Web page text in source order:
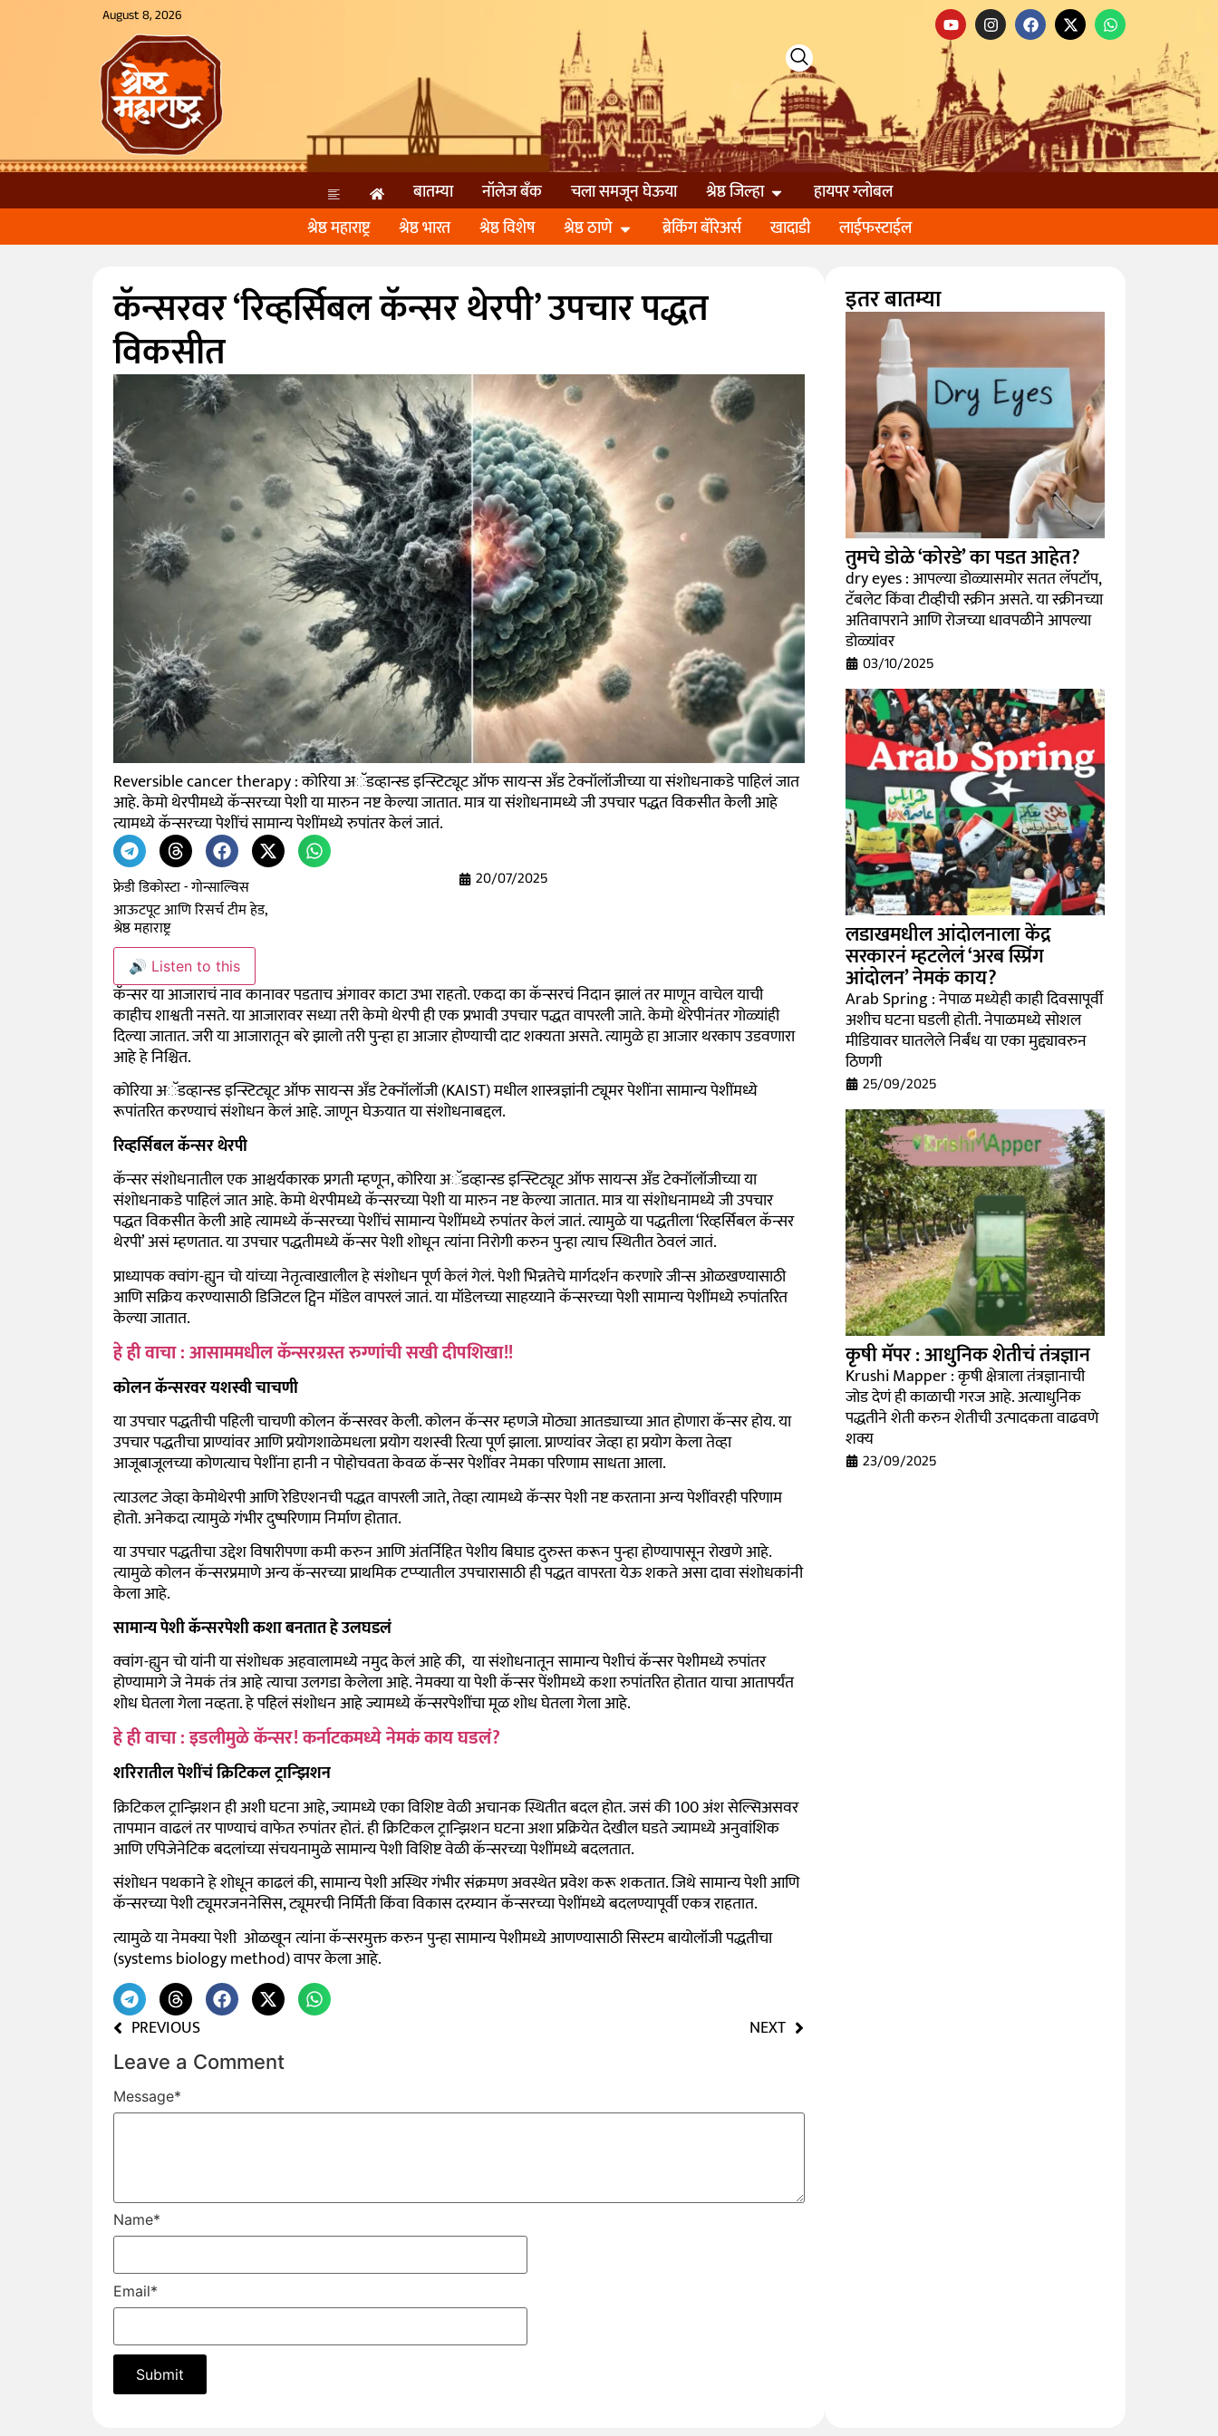
August 8, 2026
बातम्या नॉलेज बॅंक चला समजून घेऊया श्रेष्ठ जिल्हा
हायपर ग्लोबल
श्रेष्ठ महाराष्ट्र
श्रेष्ठ भारत श्रेष्ठ विशेष श्रेष्ठ ठाणे ब्रेकिंग बॅरिअर्स खादाडी लाईफस्टाईल
कॅन्सरवर ‘रिव्हर्सिबल कॅन्सर थेरपी’ उपचार पद्धत
विकसीत
Reversible cancer therapy : कोरिया अॅडव्हान्स्ड इन्स्टिट्यूट ऑफ सायन्स अँड टेक्नॉलॉजीच्या या संशोधनाकडे पाहिलं जात
आहे. केमो थेरपीमध्ये कॅन्सरच्या पेशी या मारुन नष्ट केल्या जातात. मात्र या संशोधनामध्ये जी उपचार पद्धत विकसीत केली आहे
त्यामध्ये कॅन्सरच्या पेशींचं सामान्य पेशींमध्ये रुपांतर केलं जातं.
फ्रेडी डिकोस्टा - गोन्साल्विस
आऊटपूट आणि रिसर्च टीम हेड,
श्रेष्ठ महाराष्ट्र
20/07/2025
🔊 Listen to this
कॅन्सर या आजाराचं नाव कानावर पडताच अंगावर काटा उभा राहतो. एकदा का कॅन्सरचं निदान झालं तर माणून वाचेल याची
काहीच शाश्वती नसते. या आजारावर सध्या तरी केमो थेरपी ही एक प्रभावी उपचार पद्धत वापरली जाते. केमो थेरेपीनंतर गोळ्यांही
दिल्या जातात. जरी या आजारातून बरे झालो तरी पुन्हा हा आजार होण्याची दाट शक्यता असते. त्यामुळे हा आजार थरकाप उडवणारा
आहे हे निश्चित.
कोरिया अॅडव्हान्स्ड इन्स्टिट्यूट ऑफ सायन्स अँड टेक्नॉलॉजी (KAIST) मधील शास्त्रज्ञांनी ट्यूमर पेशींना सामान्य पेशींमध्ये
रूपांतरित करण्याचं संशोधन केलं आहे. जाणून घेऊयात या संशोधनाबद्दल.
रिव्हर्सिबल कॅन्सर थेरपी
कॅन्सर संशोधनातील एक आश्चर्यकारक प्रगती म्हणून, कोरिया अॅडव्हान्स्ड इन्स्टिट्यूट ऑफ सायन्स अँड टेक्नॉलॉजीच्या या
संशोधनाकडे पाहिलं जात आहे. केमो थेरपीमध्ये कॅन्सरच्या पेशी या मारुन नष्ट केल्या जातात. मात्र या संशोधनामध्ये जी उपचार
पद्धत विकसीत केली आहे त्यामध्ये कॅन्सरच्या पेशींचं सामान्य पेशींमध्ये रुपांतर केलं जातं. त्यामुळे या पद्धतीला ‘रिव्हर्सिबल कॅन्सर
थेरपी’ असं म्हणतात. या उपचार पद्धतीमध्ये कॅन्सर पेशी शोधून त्यांना निरोगी करुन पुन्हा त्याच स्थितीत ठेवलं जातं.
प्राध्यापक क्वांग-ह्युन चो यांच्या नेतृत्वाखालील हे संशोधन पूर्ण केलं गेलं. पेशी भिन्नतेचे मार्गदर्शन करणारे जीन्स ओळखण्यासाठी
आणि सक्रिय करण्यासाठी डिजिटल ट्विन मॉडेल वापरलं जातं. या मॉडेलच्या साहय्याने कॅन्सरच्या पेशी सामान्य पेशींमध्ये रुपांतरित
केल्या जातात.
हे ही वाचा : आसाममधील कॅन्सरग्रस्त रुग्णांची सखी दीपशिखा!!
कोलन कॅन्सरवर यशस्वी चाचणी
या उपचार पद्धतीची पहिली चाचणी कोलन कॅन्सरवर केली. कोलन कॅन्सर म्हणजे मोठ्या आतड्याच्या आत होणारा कॅन्सर होय. या
उपचार पद्धतीचा प्राण्यांवर आणि प्रयोगशाळेमधला प्रयोग यशस्वी रित्या पूर्ण झाला. प्राण्यांवर जेव्हा हा प्रयोग केला तेव्हा
आजूबाजूलच्या कोणत्याच पेशींना हानी न पोहोचवता केवळ कॅन्सर पेशींवर नेमका परिणाम साधता आला.
त्याउलट जेव्हा केमोथेरपी आणि रेडिएशनची पद्धत वापरली जाते, तेव्हा त्यामध्ये कॅन्सर पेशी नष्ट करताना अन्य पेशींवरही परिणाम
होतो. अनेकदा त्यामुळे गंभीर दुष्परिणाम निर्माण होतात.
या उपचार पद्धतीचा उद्देश विषारीपणा कमी करुन आणि अंतर्निहित पेशीय बिघाड दुरुस्त करून पुन्हा होण्यापासून रोखणे आहे.
त्यामुळे कोलन कॅन्सरप्रमाणे अन्य कॅन्सरच्या प्राथमिक टप्प्यातील उपचारासाठी ही पद्धत वापरता येऊ शकते असा दावा संशोधकांनी
केला आहे.
सामान्य पेशी कॅन्सरपेशी कशा बनतात हे उलघडलं
क्वांग-ह्युन चो यांनी या संशोधक अहवालामध्ये नमुद केलं आहे की, या संशोधनातून सामान्य पेशीचं कॅन्सर पेशीमध्ये रुपांतर
होण्यामागे जे नेमकं तंत्र आहे त्याचा उलगडा केलेला आहे. नेमक्या या पेशी कॅन्सर पेंशीमध्ये कशा रुपांतरित होतात याचा आतापर्यंत
शोध घेतला गेला नव्हता. हे पहिलं संशोधन आहे ज्यामध्ये कॅन्सरपेशींचा मूळ शोध घेतला गेला आहे.
हे ही वाचा : इडलीमुळे कॅन्सर! कर्नाटकमध्ये नेमकं काय घडलं?
शरिरातील पेशींचं क्रिटिकल ट्रान्झिशन
क्रिटिकल ट्रान्झिशन ही अशी घटना आहे, ज्यामध्ये एका विशिष्ट वेळी अचानक स्थितीत बदल होत. जसं की 100 अंश सेल्सिअसवर
तापमान वाढलं तर पाण्याचं वाफेत रुपांतर होतं. ही क्रिटिकल ट्रान्झिशन घटना अशा प्रक्रियेत देखील घडते ज्यामध्ये अनुवांशिक
आणि एपिजेनेटिक बदलांच्या संचयनामुळे सामान्य पेशी विशिष्ट वेळी कॅन्सरच्या पेशींमध्ये बदलतात.
संशोधन पथकाने हे शोधून काढलं की, सामान्य पेशी अस्थिर गंभीर संक्रमण अवस्थेत प्रवेश करू शकतात. जिथे सामान्य पेशी आणि
कॅन्सरच्या पेशी ट्यूमरजननेसिस, ट्यूमरची निर्मिती किंवा विकास दरम्यान कॅन्सरच्या पेशींमध्ये बदलण्यापूर्वी एकत्र राहतात.
त्यामुळे या नेमक्या पेशी ओळखून त्यांना कॅन्सरमुक्त करुन पुन्हा सामान्य पेशीमध्ये आणण्यासाठी सिस्टम बायोलॉजी पद्धतीचा
(systems biology method)वापर केला आहे.
PREVIOUS NEXT
Leave a Comment
Message*
Name*
Email*
इतर बातम्या
तुमचे डोळे ‘कोरडे’ का पडत आहेत?
dry eyes : आपल्या डोळ्यासमोर सतत लॅपटॉप,
टॅबलेट किंवा टीव्हीची स्क्रीन असते. या स्क्रीनच्या
अतिवापराने आणि रोजच्या धावपळीने आपल्या
डोळ्यांवर
03/10/2025
लडाखमधील आंदोलनाला केंद्र
सरकारनं म्हटलेलं ‘अरब स्प्रिंग
आंदोलन’ नेमकं काय?
Arab Spring : नेपाळ मध्येही काही दिवसापूर्वी
अशीच घटना घडली होती. नेपाळमध्ये सोशल
मीडियावर घातलेले निर्बंध या एका मुद्द्यावरुन
ठिणगी
25/09/2025
कृषी मॅपर : आधुनिक शेतीचं तंत्रज्ञान
Krushi Mapper : कृषी क्षेत्राला तंत्रज्ञानाची
जोड देणं ही काळाची गरज आहे. अत्याधुनिक
पद्धतीने शेती करुन शेतीची उत्पादकता वाढवणे
शक्य
23/09/2025